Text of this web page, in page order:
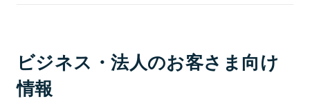
ビジネス・法人のお客さま向け
情報